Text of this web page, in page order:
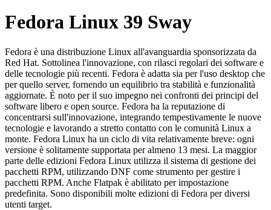
Fedora Linux 39 Sway
Fedora è una distribuzione Linux all'avanguardia sponsorizzata da
Red Hat. Sottolinea l'innovazione, con rilasci regolari dei software e
delle tecnologie più recenti. Fedora è adatta sia per l'uso desktop che
per quello server, fornendo un equilibrio tra stabilità e funzionalità
aggiornate. È noto per il suo impegno nei confronti dei principi del
software libero e open source. Fedora ha la reputazione di
concentrarsi sull'innovazione, integrando tempestivamente le nuove
tecnologie e lavorando a stretto contatto con le comunità Linux a
monte. Fedora Linux ha un ciclo di vita relativamente breve: ogni
versione è solitamente supportata per almeno 13 mesi. La maggior
parte delle edizioni Fedora Linux utilizza il sistema di gestione dei
pacchetti RPM, utilizzando DNF come strumento per gestire i
pacchetti RPM. Anche Flatpak è abilitato per impostazione
predefinita. Sono disponibili molte edizioni di Fedora per diversi
utenti target.